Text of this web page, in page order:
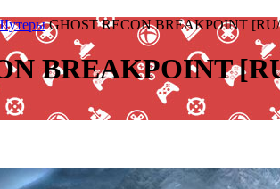
GHOST RECON BREAKPOINT
BREAKPOINT